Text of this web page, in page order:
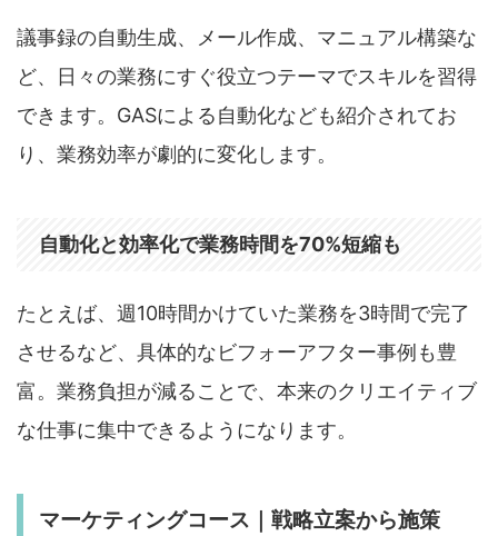
議事録の自動生成、メール作成、マニュアル構築な
ど、日々の業務にすぐ役立つテーマでスキルを習得
できます。GASによる自動化なども紹介されてお
り、業務効率が劇的に変化します。
自動化と効率化で業務時間を70%短縮も
たとえば、週10時間かけていた業務を3時間で完了
させるなど、具体的なビフォーアフター事例も豊
富。業務負担が減ることで、本来のクリエイティブ
な仕事に集中できるようになります。
マーケティングコース｜戦略立案から施策